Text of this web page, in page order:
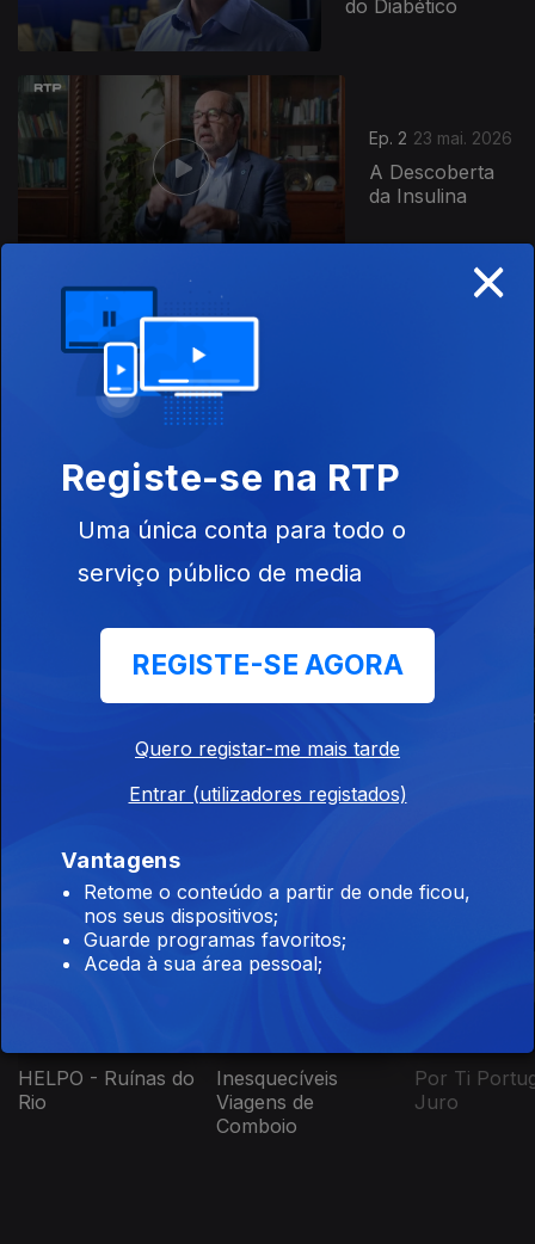
do Diabético
Ep. 2 23 mai. 2026
A Descoberta
da Insulina
929883
Este conteúdo faz parte de
Documentários Diversos
Associação
Protectora dos
Diabéticos de
Portugal - Insulina
A Correr a
Este conteúdo faz parte de
Documentários
HELPO - Ruínas do
Rio
Inesquecíveis
Viagens de
Comboio
Por Ti
Juro
×
Registe-se na RTP
Uma única conta para todo o
serviço público de media
REGISTE-SE AGORA
Quero registar-me mais tarde
Entrar (utilizadores registados)
Vantagens
Retome o conteúdo a partir de onde ficou,
nos seus dispositivos;
Guarde programas favoritos;
Aceda à sua área pessoal;